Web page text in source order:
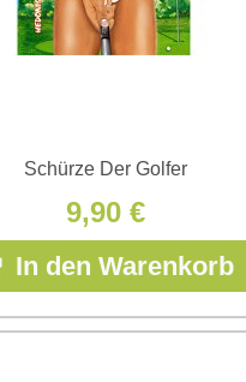
Schürze Der Golfer
9,90 €
In den Warenkorb